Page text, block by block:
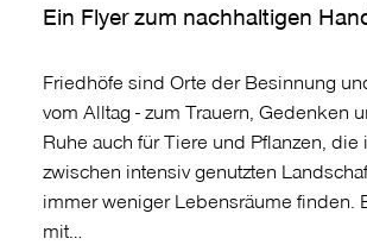
Ein Flyer zum nachhaltigen
Friedhöfe sind Orte der Besinnung
vom Alltag - zum Trauern, Gedenken
Ruhe auch für Tiere und Pflanzen, die
zwischen intensiv genutzten
immer weniger Lebensräume finden.
mit…